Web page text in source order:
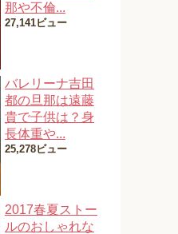
那や不倫...
27,141ビュー
バレリーナ吉田
都の旦那は遠藤
貴で子供は？身
長体重や...
25,278ビュー
2017春夏ストー
ルのおしゃれな